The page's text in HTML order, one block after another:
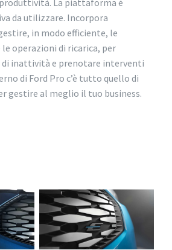
da utilizzare. Incorpora
in modo efficiente, le
operazioni di ricarica, per
inattività e prenotare interventi
di Ford Pro c’è tutto quello di
gestire al meglio il tuo business.